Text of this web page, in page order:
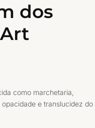
dos
como marchetaria,
e translucidez do